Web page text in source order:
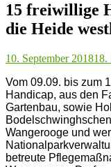
15 freiwillige
die Heide
10. September 201818.
Vom 09.09. bis zum
Handicap, aus den
Gartenbau, sowie
Wangerooge und
betreute